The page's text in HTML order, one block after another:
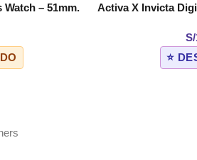
Watch – 51mm.
Activa X Invicta
S/
⭐